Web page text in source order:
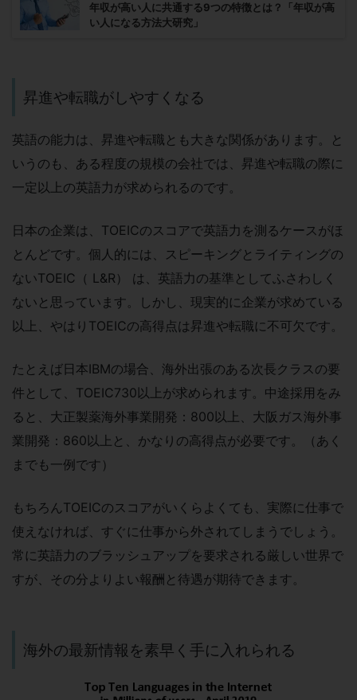
年収が高い人に共通する9つの特徴とは？「年収が高
い人になる方法大研究」
昇進や転職がしやすくなる
英語の能力は、昇進や転職とも大きな関係があります。と
いうのも、ある程度の規模の会社では、昇進や転職の際に
一定以上の英語力が求められるのです。
日本の企業は、TOEICのスコアで英語力を測るケースがほ
とんどです。個人的には、スピーキングとライティングの
ないTOEIC（ L&R） は、英語力の基準としてふさわしく
ないと思っています。しかし、現実的に企業が求めている
以上、やはりTOEICの高得点は昇進や転職に不可欠です。
たとえば日本IBMの場合、海外出張のある次長クラスの要
件として、TOEIC730以上が求められます。中途採用をみ
ると、大正製薬海外事業開発：800以上、大阪ガス海外事
業開発：860以上と、かなりの高得点が必要です。（あく
までも一例です）
もちろんTOEICのスコアがいくらよくても、実際に仕事で
使えなければ、すぐに仕事から外されてしまうでしょう。
常に英語力のブラッシュアップを要求される厳しい世界で
すが、その分よりよい報酬と待遇が期待できます。
海外の最新情報を素早く手に入れられる